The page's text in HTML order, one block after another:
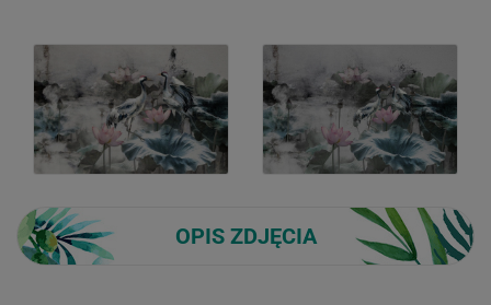
OPIS ZDJĘCIA